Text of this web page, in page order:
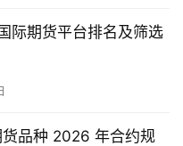
际期货平台排名及筛选
品种 2026 年合约规